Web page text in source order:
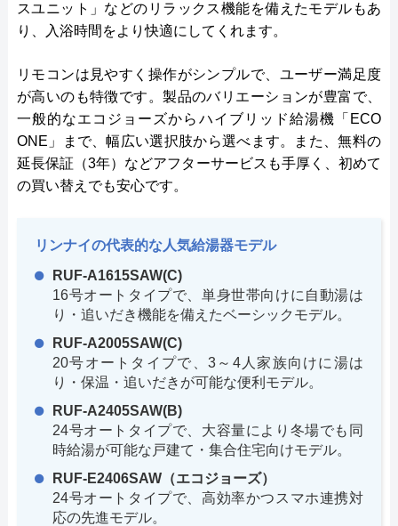
スユニット」などのリラックス機能を備えたモデルもあ
り、入浴時間をより快適にしてくれます。
リモコンは見やすく操作がシンプルで、ユーザー満足度
が高いのも特徴です。製品のバリエーションが豊富で、
一般的なエコジョーズからハイブリッド給湯機「ECO
ONE」まで、幅広い選択肢から選べます。また、無料の
延長保証（3年）などアフターサービスも手厚く、初めて
の買い替えでも安心です。
リンナイの代表的な人気給湯器モデル
RUF-A1615SAW(C)
16号オートタイプで、単身世帯向けに自動湯は
り・追いだき機能を備えたベーシックモデル。
RUF-A2005SAW(C)
20号オートタイプで、3～4人家族向けに湯は
り・保温・追いだきが可能な便利モデル。
RUF-A2405SAW(B)
24号オートタイプで、大容量により冬場でも同
時給湯が可能な戸建て・集合住宅向けモデル。
RUF-E2406SAW（エコジョーズ）
24号オートタイプで、高効率かつスマホ連携対
応の先進モデル。